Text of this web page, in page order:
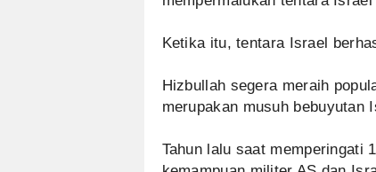
Ketika itu, tentara Israel
Hizbullah segera meraih
merupakan musuh bebuyutan
Tahun lalu saat memperingati